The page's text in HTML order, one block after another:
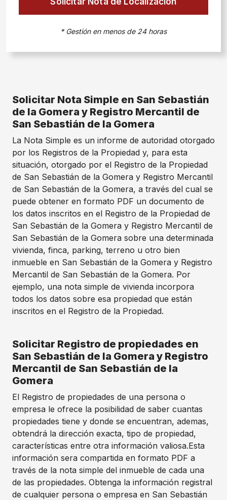
* Gestión en menos de 24 horas
Solicitar Nota Simple en San Sebastián
de la Gomera y Registro Mercantil de
San Sebastián de la Gomera
La Nota Simple es un informe de autoridad otorgado
por los Registros de la Propiedad y, para esta
situación, otorgado por el Registro de la Propiedad
de San Sebastián de la Gomera y Registro Mercantil
de San Sebastián de la Gomera, a través del cual se
puede obtener en formato PDF un documento de
los datos inscritos en el Registro de la Propiedad de
San Sebastián de la Gomera y Registro Mercantil de
San Sebastián de la Gomera sobre una determinada
vivienda, finca, parking, terreno u otro bien
inmueble en San Sebastián de la Gomera y Registro
Mercantil de San Sebastián de la Gomera. Por
ejemplo, una nota simple de vivienda incorpora
todos los datos sobre esa propiedad que están
inscritos en el Registro de la Propiedad.
Solicitar Registro de propiedades en
San Sebastián de la Gomera y Registro
Mercantil de San Sebastián de la
Gomera
El Registro de propiedades de una persona o
empresa le ofrece la posibilidad de saber cuantas
propiedades tiene y donde se encuentran, ademas,
obtendrá la dirección exacta, tipo de propiedad,
características entre otra información valiosa.Esta
información sera compartida en formato PDF a
través de la nota simple del inmueble de cada una
de las propiedades. Obtenga la información registral
de cualquier persona o empresa en San Sebastián